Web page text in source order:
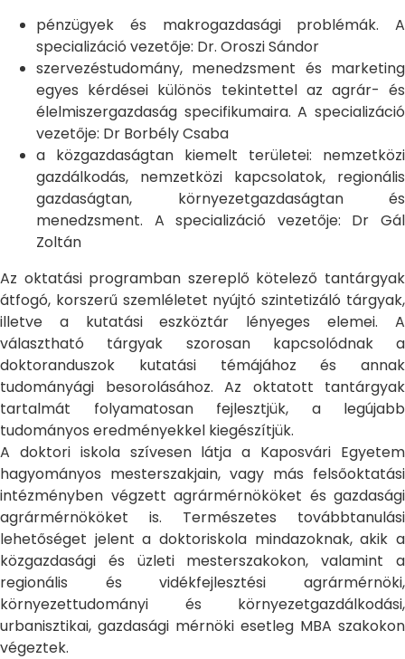
pénzügyek és makrogazdasági problémák. A
specializáció vezetője: Dr. Oroszi Sándor
szervezéstudomány, menedzsment és marketing
egyes kérdései különös tekintettel az agrár- és
élelmiszergazdaság specifikumaira. A specializáció
vezetője: Dr Borbély Csaba
a közgazdaságtan kiemelt területei: nemzetközi
gazdálkodás, nemzetközi kapcsolatok, regionális
gazdaságtan, környezetgazdaságtan és
menedzsment. A specializáció vezetője: Dr Gál
Zoltán
Az oktatási programban szereplő kötelező tantárgyak
átfogó, korszerű szemléletet nyújtó szintetizáló tárgyak,
illetve a kutatási eszköztár lényeges elemei. A
választható tárgyak szorosan kapcsolódnak a
doktoranduszok kutatási témájához és annak
tudományági besorolásához. Az oktatott tantárgyak
tartalmát folyamatosan fejlesztjük, a legújabb
tudományos eredményekkel kiegészítjük.
A doktori iskola szívesen látja a Kaposvári Egyetem
hagyományos mesterszakjain, vagy más felsőoktatási
intézményben végzett agrármérnököket és gazdasági
agrármérnököket is. Természetes továbbtanulási
lehetőséget jelent a doktoriskola mindazoknak, akik a
közgazdasági és üzleti mesterszakokon, valamint a
regionális és vidékfejlesztési agrármérnöki,
környezettudományi és környezetgazdálkodási,
urbanisztikai, gazdasági mérnöki esetleg MBA szakokon
végeztek.